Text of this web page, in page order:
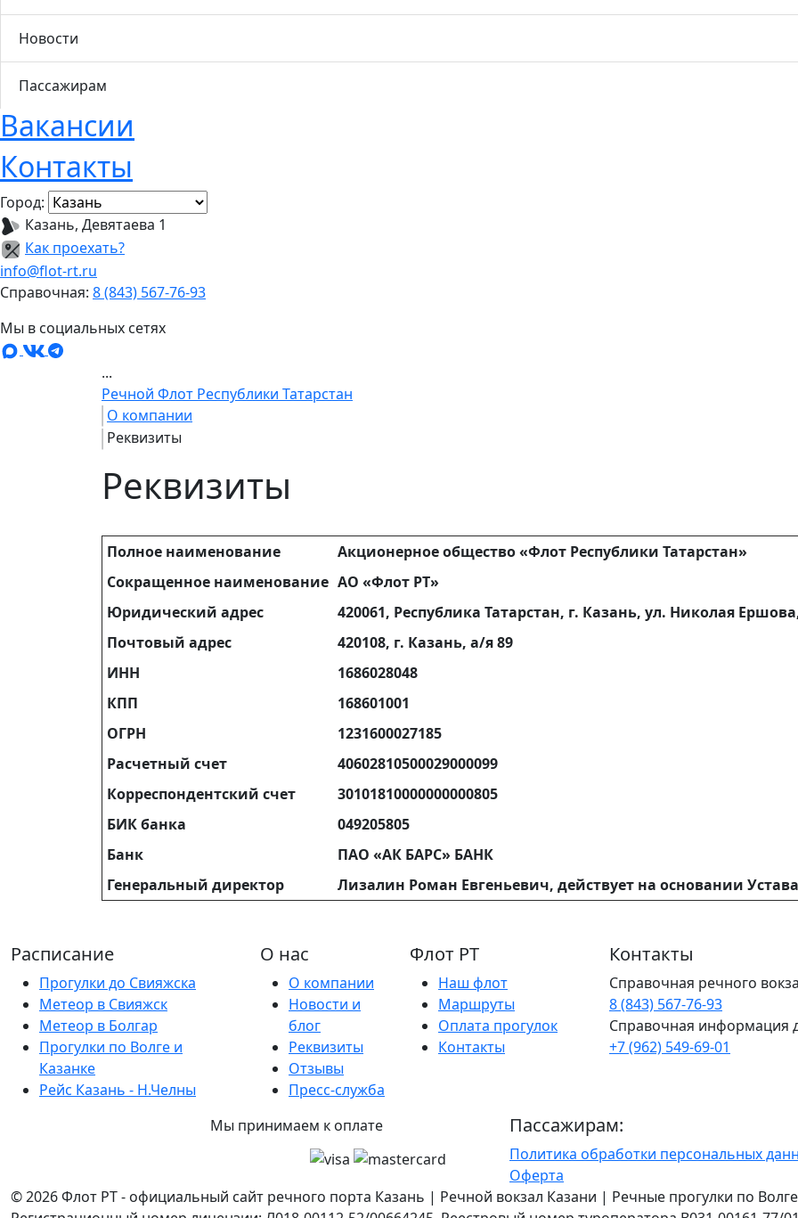
Новости
Пассажирам
Вакансии
Контакты
Город:
Казань, Девятаева 1
Как проехать?
info@flot-rt.ru
Справочная: 8 (843) 567-76-93
Мы в социальных сетях
...
Речной Флот Республики Татарстан
О компании
Реквизиты
Реквизиты
Полное наименование
Акционерное общество «Флот Республики Татарстан»
Сокращенное наименование АО «Флот РТ»
Юридический адрес
420061, Республика Татарстан, г. Казань, ул. Николая
Почтовый адрес
420108, г. Казань, а/я 89
ИНН
1686028048
КПП
168601001
ОГРН
1231600027185
Расчетный счет
40602810500029000099
Корреспондентский счет
30101810000000000805
БИК банка
049205805
Банк
ПАО «АК БАРС» БАНК
Генеральный директор
Лизалин Роман Евгеньевич, действует на основании Устава
Расписание
Прогулки до Свияжска
Метеор в Свияжск
Метеор в Болгар
Прогулки по Волге и
Казанке
Рейс Казань - Н.Челны
О нас
О компании
Новости и
блог
Реквизиты
Отзывы
Пресс-служба
Флот РТ
Наш флот
Маршруты
Оплата прогулок
Контакты
Контакты
Справочная речного
8 (843) 567-76-93
Справочная информация
+7 (962) 549-69-01
Мы принимаем к оплате Пассажирам:
Политика обработки персональных
Оферта
© 2026 Флот РТ - официальный сайт речного порта Казань | Речной вокзал Казани | Речные прогулки по